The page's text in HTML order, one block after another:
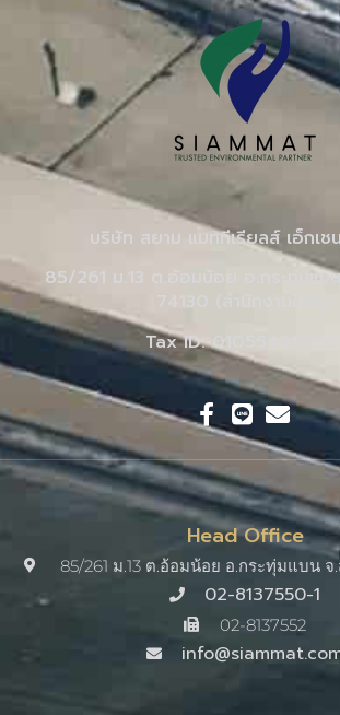
บริษัท สยาม แมททีเรียลส์ เอ็กเช
85/261 ม.13 ต.อ้อมน้อย อ.กระทุ่มแบ
74130 (สำนักงานใหญ่)
Tax ID: 0105548110551
Head Office
85/261 ม.13 ต.อ้อมน้อย อ.กระทุ่มแบน จ
02-8137550-1
02-8137552